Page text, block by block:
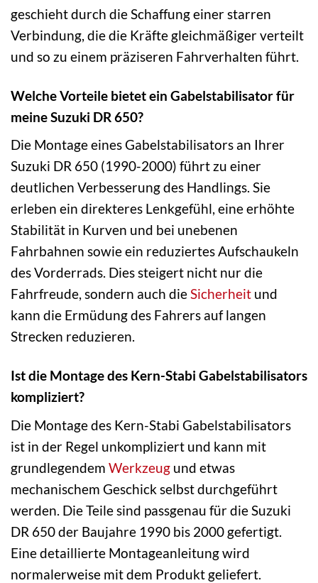
geschieht durch die Schaffung einer starren
Verbindung, die die Kräfte gleichmäßiger verteilt
und so zu einem präziseren Fahrverhalten führt.
Welche Vorteile bietet ein Gabelstabilisator für
meine Suzuki DR 650?
Die Montage eines Gabelstabilisators an Ihrer
Suzuki DR 650 (1990-2000) führt zu einer
deutlichen Verbesserung des Handlings. Sie
erleben ein direkteres Lenkgefühl, eine erhöhte
Stabilität in Kurven und bei unebenen
Fahrbahnen sowie ein reduziertes Aufschaukeln
des Vorderrads. Dies steigert nicht nur die
Fahrfreude, sondern auch dieSicherheit und
kann die Ermüdung des Fahrers auf langen
Strecken reduzieren.
Ist die Montage des Kern-Stabi Gabelstabilisators
kompliziert?
Die Montage des Kern-Stabi Gabelstabilisators
ist in der Regel unkompliziert und kann mit
grundlegendem Werkzeug und etwas
mechanischem Geschick selbst durchgeführt
werden. Die Teile sind passgenau für die Suzuki
DR 650 der Baujahre 1990 bis 2000 gefertigt.
Eine detaillierte Montageanleitung wird
normalerweise mit dem Produkt geliefert.